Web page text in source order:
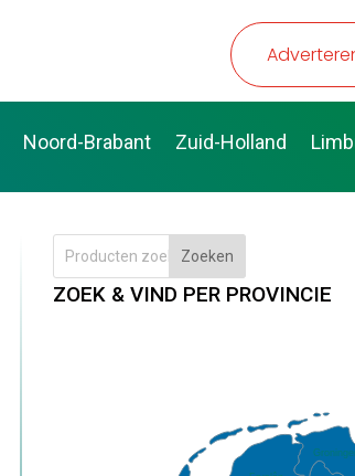
Noord-Brabant Zuid-Holland
Zoeken
ZOEK & VIND PER PROVINCIE